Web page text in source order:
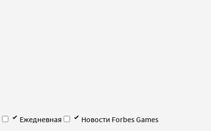
Ежедневная
Новости Forbes Games